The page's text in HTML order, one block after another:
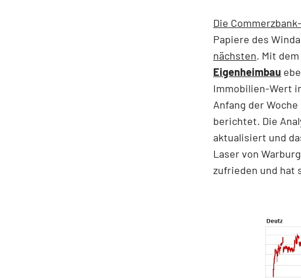
Die
Papiere des
nächsten. Mit
Eigenheimbau
Immobilien-Wert
Anfang der
berichtet. Die
aktualisiert und
Laser von
zufrieden und hat